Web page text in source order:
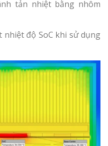
tản nhiệt bằng nhôm
nhiệt độ SoC khi sử dụng